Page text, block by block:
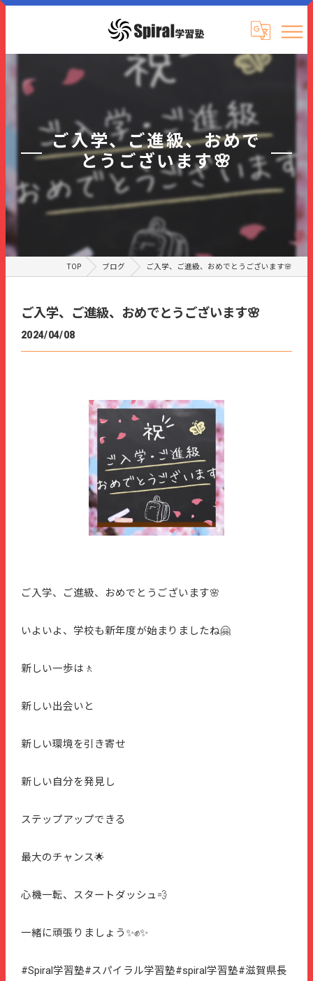
ご入学、ご進級、おめで
とうございます🌸
TOP ブログ ご入学、ご進級、おめでとうございます🌸
ご入学、ご進級、おめでとうございます🌸
2024/04/08
ご入学、ご進級、おめでとうございます🌸
いよいよ、学校も新年度が始まりましたね🤗
新しい一歩は🚶
新しい出会いと
新しい環境を引き寄せ
新しい自分を発見し
ステップアップできる
最大のチャンス🌟
心機一転、スタートダッシュ💨
一緒に頑張りましょう✨✊✨
#Spiral学習塾#スパイラル学習塾#spiral学習塾#滋賀県長